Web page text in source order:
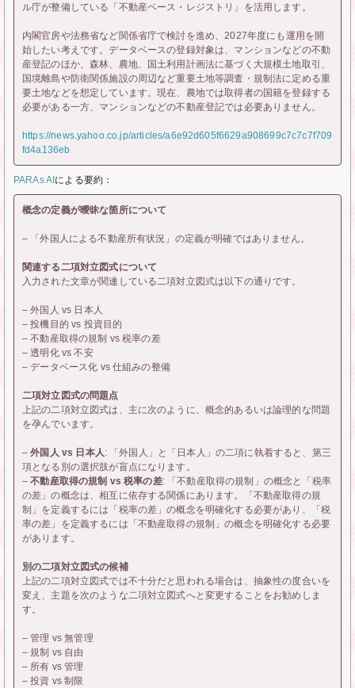
ル庁が整備している「不動産ベース・レジストリ」を活用します。
内閣官房や法務省など関係省庁で検討を進め、2027年度にも運用を開
始したい考えです。データベースの登録対象は、マンションなどの不動
産登記のほか、森林、農地、国土利用計画法に基づく大規模土地取引、
国境離島や防衛関係施設の周辺など重要土地等調査・規制法に定める重
要土地などを想定しています。現在、農地では取得者の国籍を登録する
必要がある一方、マンションなどの不動産登記では必要ありません。
https://news.yahoo.co.jp/articles/a6e92d605f6629a908699c7c7c7f709
fd4a136eb
PARAs AI による要約：
概念の定義が曖昧な箇所について
– 「外国人による不動産所有状況」の定義が明確ではありません。
関連する二項対立図式について
入力された文章が関連している二項対立図式は以下の通りです。
– 外国人 vs 日本人
– 投機目的 vs 投資目的
– 不動産取得の規制 vs 税率の差
– 透明化 vs 不安
– データベース化 vs 仕組みの整備
二項対立図式の問題点
上記の二項対立図式は、主に次のように、概念的あるいは論理的な問題
を孕んでいます。
–外国人 vs 日本人: 「外国人」と「日本人」の二項に執着すると、第三
項となる別の選択肢が盲点になります。
–不動産取得の規制 vs 税率の差: 「不動産取得の規制」の概念と「税率
の差」の概念は、相互に依存する関係にあります。「不動産取得の規
制」を定義するには「税率の差」の概念を明確化する必要があり、「税
率の差」を定義するには「不動産取得の規制」の概念を明確化する必要
があります。
別の二項対立図式の候補
上記の二項対立図式では不十分だと思われる場合は、抽象性の度合いを
変え、主題を次のような二項対立図式へと変更することをお勧めしま
す。
– 管理 vs 無管理
– 規制 vs 自由
– 所有 vs 管理
– 投資 vs 制限